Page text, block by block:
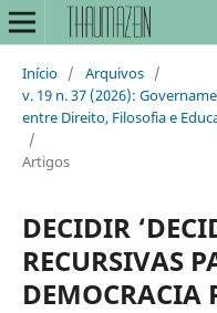
Início / Arquivos /
v. 19 n. 37 (2026):
entre Direito, Filosofia e
/
Artigos
DECIDIR
RECURSIVAS
DEMOCRACIA